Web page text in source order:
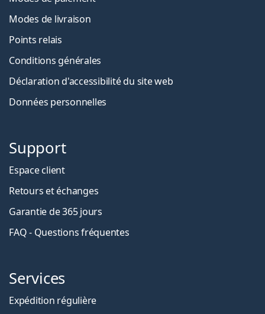
Modes de livraison
Points relais
Conditions générales
Déclaration d'accessibilité du site web
Données personnelles
Support
Espace client
Retours et échanges
Garantie de 365 jours
FAQ - Questions fréquentes
Services
Expédition régulière